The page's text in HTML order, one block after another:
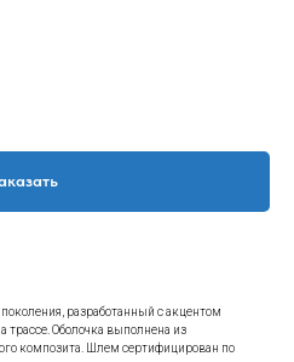
разработанный с акцентом
трассе. Оболочка выполнена из
композита. Шлем сертифицирован по